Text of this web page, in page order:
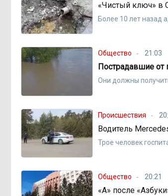
«Чистый ключ» в
Более 10 лет назад
Общество 21:03
Пострадавшие от
Они должны
Происшествия
Водитель
Трое человек
Общество 20:21
«А» после